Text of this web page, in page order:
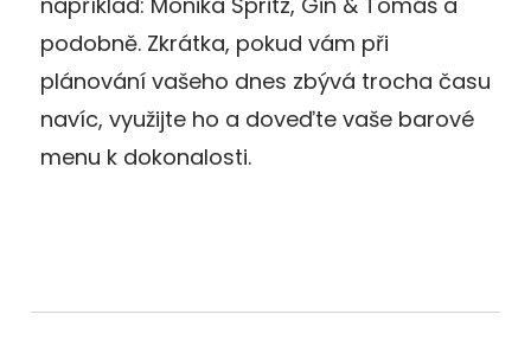
podobně. Zkrátka, pokud vám při
plánování vašeho dnes zbývá trocha času
navíc, využijte ho a doveďte vaše barové
menu k dokonalosti.